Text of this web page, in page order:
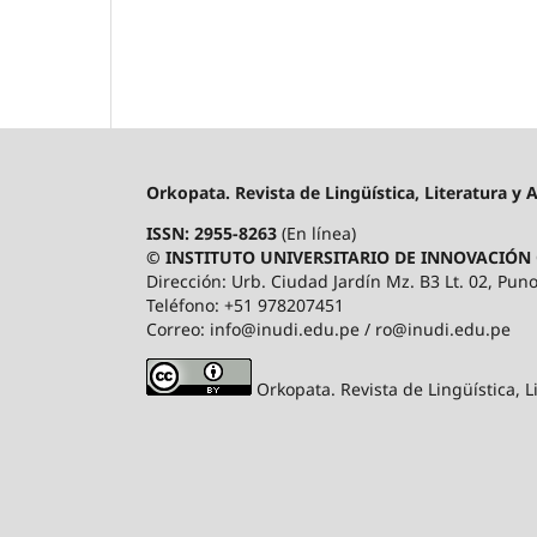
Orkopata. Revista de Lingüística, Literatura y
ISSN: 2955-8263 (En línea)
© INSTITUTO UNIVERSITARIO DE
Dirección: Urb. Ciudad Jardín Mz. B3 Lt. 02,
Teléfono: +51 978207451
Correo: info@inudi.edu.pe / ro@inudi.edu.pe
Orkopata. Revista de Lingüística,